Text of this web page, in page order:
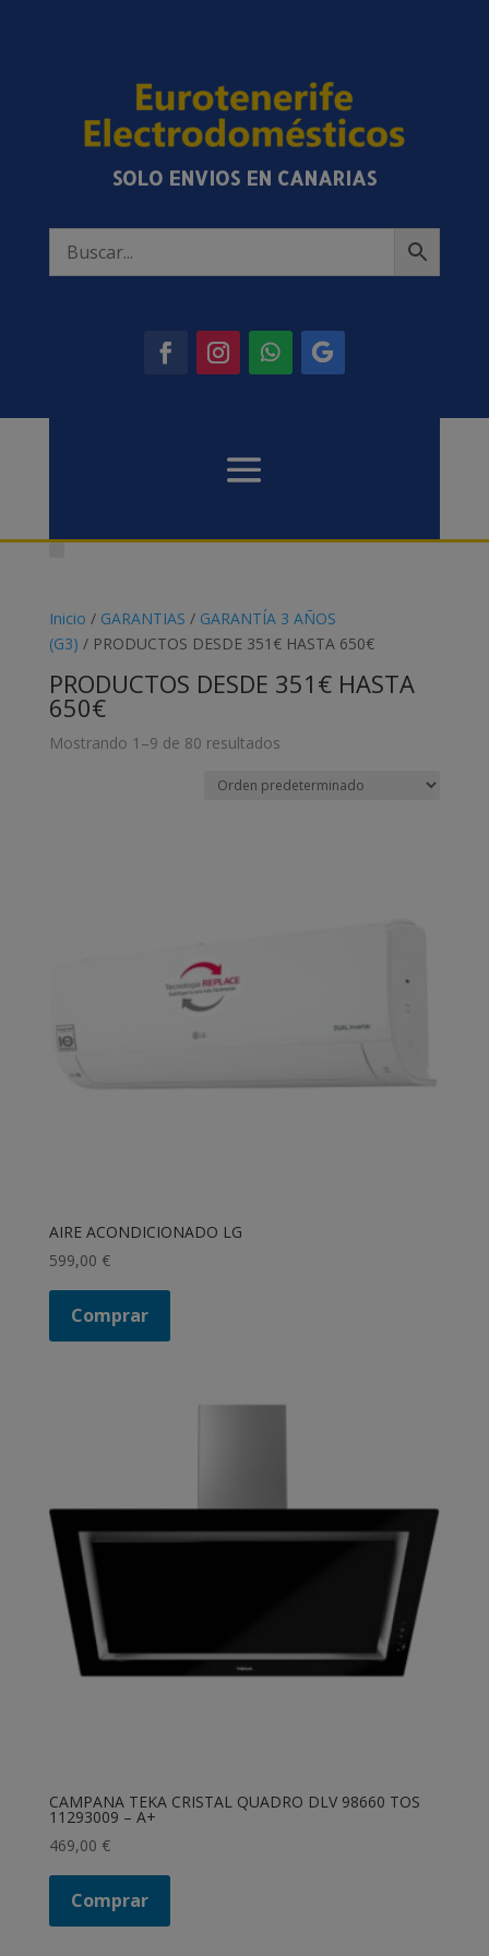
SOLO ENVIOS EN CANARIAS
Inicio / GARANTIAS / GARANTÍA 3 AÑOS
(G3) / PRODUCTOS DESDE 351€ HASTA 650€
PRODUCTOS DESDE 351€ HASTA
650€
Mostrando 1–9 de 80 resultados
AIRE ACONDICIONADO LG
599,00 €
Comprar
CAMPANA TEKA CRISTAL QUADRO DLV 98660 TOS
11293009 – A+
469,00 €
Comprar